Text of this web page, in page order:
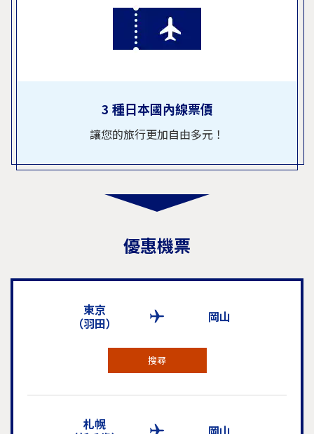
3 種日本國內線票價
讓您的旅行更加自由多元！
優惠機票
東京
（羽田）
岡山
搜尋
札幌
岡山